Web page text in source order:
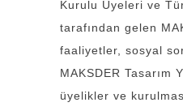
Kurulu Üyeleri ve
tarafından gelen
faaliyetler, sosyal
MAKSDER Tasarım
üyelikler ve